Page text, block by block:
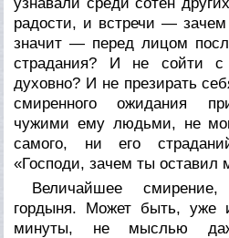
радости, и встречи —
значит — перед лицом
страдания? И не сойти
духовно? И не презирать
смиренного ожидания
чужими ему людьми, не
самого, ни его
«Господи, зачем ты оставил
Величайшее
гордыня. Может быть, уже
минуты, не мыслью